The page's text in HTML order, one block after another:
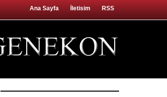
Ana Sayfa İletisim RSS